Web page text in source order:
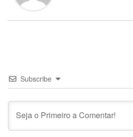
Subscribe